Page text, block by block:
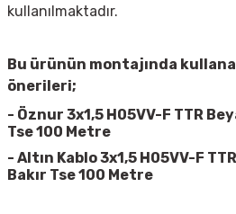
kullanılmaktadır.
Bu ürünün montajında
önerileri;
- Öznur 3x1,5 H05VV-F TTR
Tse 100 Metre
- Altın Kablo 3x1,5 H05VV-F
Bakır Tse 100 Metre